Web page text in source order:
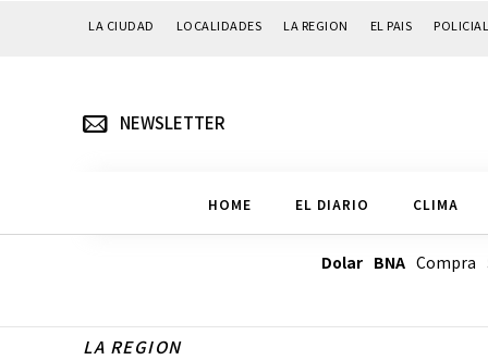
LA CIUDAD LOCALIDADES LA REGION EL PAIS
NEWSLETTER
HOME EL DIARIO CLIMA
Dolar BNACompra
LA REGION